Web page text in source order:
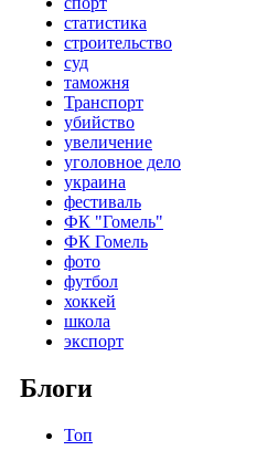
статистика
строительство
суд
таможня
Транспорт
убийство
увеличение
уголовное дело
украина
фестиваль
ФК "Гомель"
ФК Гомель
фото
футбол
хоккей
школа
экспорт
Блоги
Топ